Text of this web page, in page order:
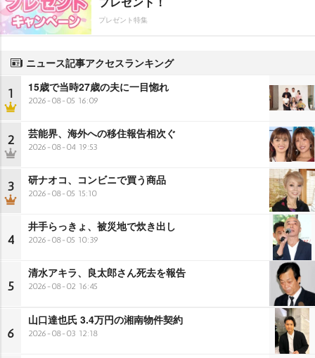
プレゼント特集
ニュース記事アクセスランキング
1 15歳で当時27歳の夫に一目惚れ
2026-08-05 16:09
2 芸能界、海外への移住報告相次ぐ
2026-08-04 19:53
3 研ナオコ、コンビニで買う商品
2026-08-05 15:10
4
井手らっきょ、被災地で炊き出し
2026-08-05 10:39
5
清水アキラ、良太郎さん死去を報告
2026-08-02 16:45
6
山口達也氏 3.4万円の湘南物件契約
2026-08-03 12:18